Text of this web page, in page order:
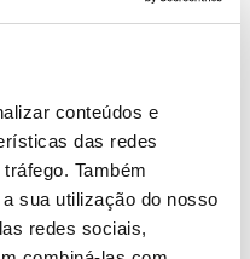
conteúdos e
das redes
Também
sua utilização do nosso
redes sociais,